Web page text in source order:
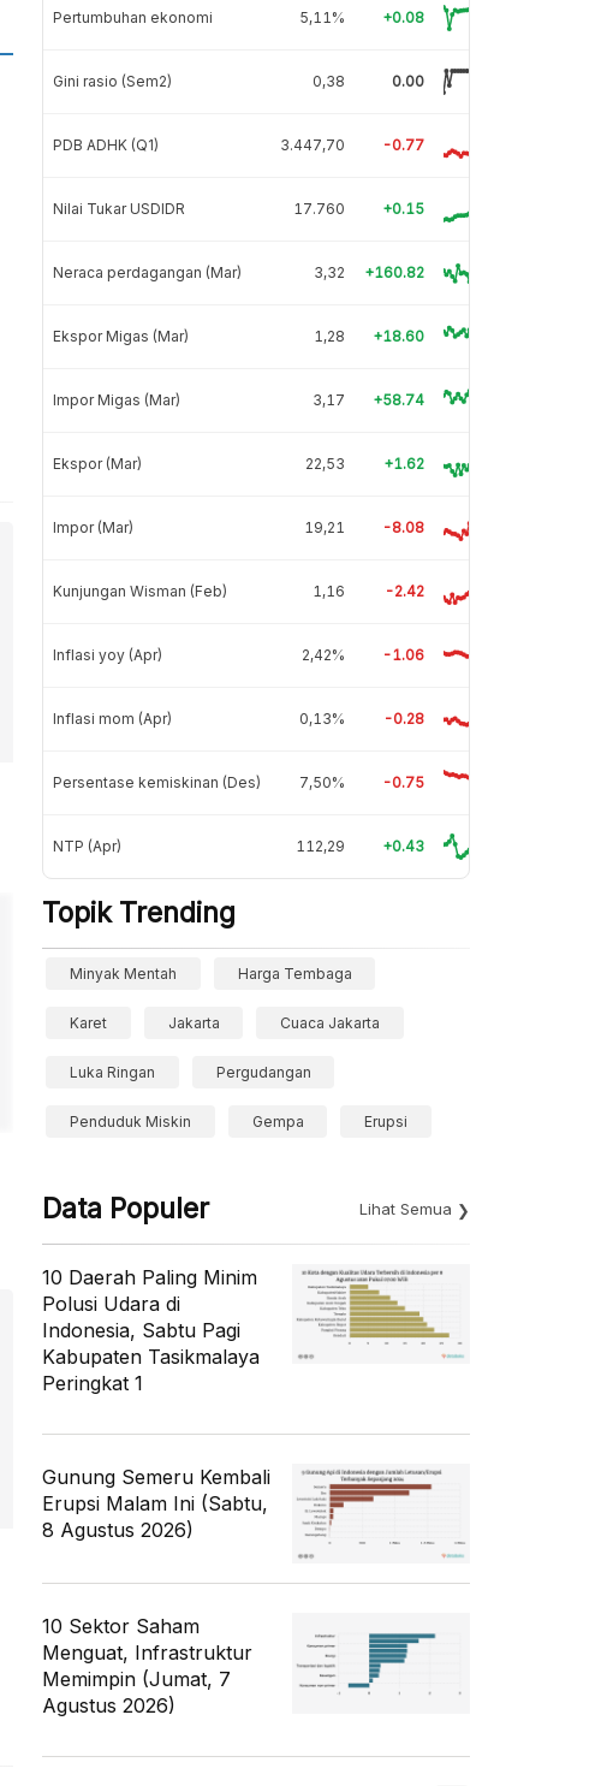
Pertumbuhan ekonomi 5,11% +0.08
Gini rasio (Sem2) 0,38 0.00
PDB ADHK (Q1) 3.447,70 -0.77
Nilai Tukar USDIDR 17.760 +0.15
Neraca perdagangan (Mar) 3,32 +160.82
Ekspor Migas (Mar) 1,28 +18.60
Impor Migas (Mar) 3,17 +58.74
Ekspor (Mar) 22,53 +1.62
Impor (Mar) 19,21 -8.08
Kunjungan Wisman (Feb) 1,16 -2.42
Inflasi yoy (Apr) 2,42% -1.06
Inflasi mom (Apr) 0,13% -0.28
Persentase kemiskinan (Des) 7,50% -0.75
NTP (Apr) 112,29 +0.43
Topik Trending
Minyak Mentah Harga Tembaga
Karet Jakarta Cuaca Jakarta
Luka Ringan Pergudangan
Penduduk Miskin Gempa Erupsi
Data Populer Lihat Semua
10 Daerah Paling Minim
Polusi Udara di
Indonesia, Sabtu Pagi
Kabupaten Tasikmalaya
Peringkat 1
Gunung Semeru Kembali
Erupsi Malam Ini (Sabtu,
8 Agustus 2026)
10 Sektor Saham
Menguat, Infrastruktur
Memimpin (Jumat, 7
Agustus 2026)